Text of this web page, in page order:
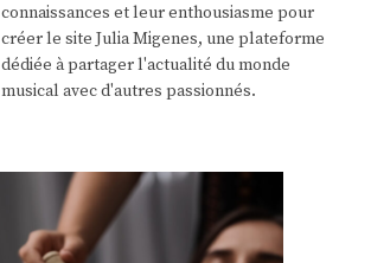
connaissances et leur enthousiasme pour
créer le site Julia Migenes, une plateforme
dédiée à partager l'actualité du monde
musical avec d'autres passionnés.